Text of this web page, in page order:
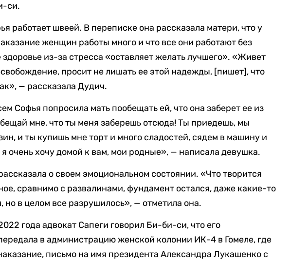
си.
работает швеей. В переписке она рассказала матери, что у
женщин работы много и что все они работают без
здоровье из-за стресса «оставляет желать лучшего». «Живет
просит не лишать ее этой надежды, [пишет], что
— рассказала Дудич.
Софья попросила мать пообещать ей, что она заберет ее из
мне, что ты меня заберешь отсюда! Ты приедешь, мы
и ты купишь мне торт и много сладостей, сядем в машину и
очень хочу домой к вам, мои родные», — написала девушка.
о своем эмоциональном состоянии. «Что творится
сравнимо с развалинами, фундамент остался, даже какие-то
но в целом все разрушилось», — отметила она.
года адвокат Сапеги говорил Би-би-си, что его
в администрацию женской колонии ИК-4 в Гомеле, где
письмо на имя президента Александра Лукашенко с